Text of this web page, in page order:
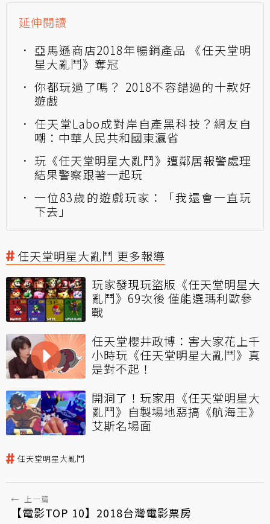
延伸閱讀
亞馬遜商店2018年暢銷產品 《任天堂明
星大亂鬥》奪冠
你都玩過了嗎？ 2018不容錯過的十款好
遊戲
任天堂Labo成對岸自產黑科技？網友自
嘲：中華人民共和國東瀛省
玩《任天堂明星大亂鬥》遭鄰居報警處理
結果警察跟著一起玩
一位83歲的遊戲玩家：「我還會一直玩
下去」
任天堂明星大亂鬥 更多報導
玩家發現玩盜版《任天堂明星大
亂鬥》69次後 僅能選瑪利歐參
戰
任天堂櫻井政博：害大家花上千
小時玩《任天堂明星大亂鬥》真
是對不起！
開洞了！玩家用《任天堂明星大
亂鬥》自製場地惡搞《航海王》
艾斯名場面
任天堂明星大亂鬥
← 上一篇
【電影TOP 10】2018台灣電影票房